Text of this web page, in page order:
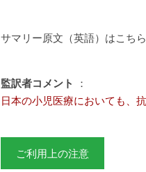
サマリー原文（英語）はこちら
監訳者コメント
：
日本の小児医療においても、
ご利用上の注意